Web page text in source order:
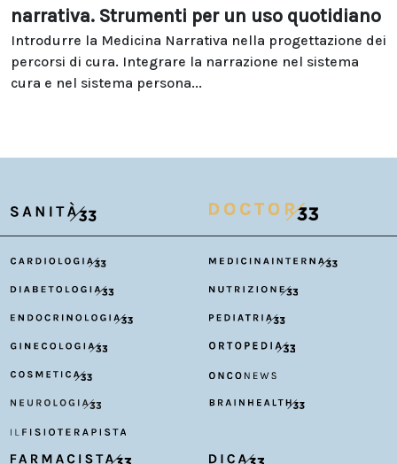
narrativa. Strumenti per un uso quotidiano
Introdurre la Medicina Narrativa nella progettazione dei
percorsi di cura. Integrare la narrazione nel sistema
cura e nel sistema persona...